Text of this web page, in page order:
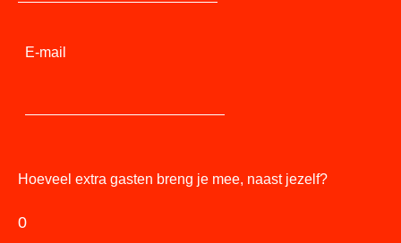
E-mail
Hoeveel extra gasten breng je mee, naast jezelf?